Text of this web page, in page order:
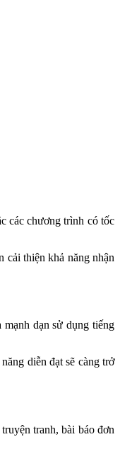
các chương trình có tốc
cải thiện khả năng nhận
dạn sử dụng tiếng
diễn đạt sẽ càng trở
tranh, bài báo đơn